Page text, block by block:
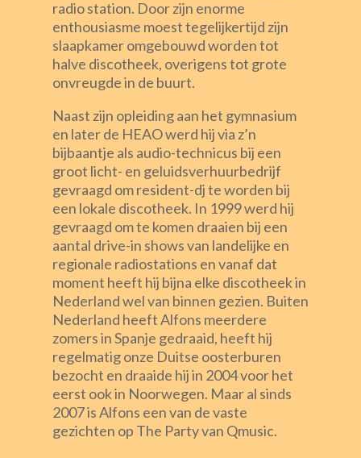
radio station. Door zijn enorme
enthousiasme moest tegelijkertijd zijn
slaapkamer omgebouwd worden tot
halve discotheek, overigens tot grote
onvreugde in de buurt.
Naast zijn opleiding aan het gymnasium
en later de HEAO werd hij via z’n
bijbaantje als audio-technicus bij een
groot licht- en geluidsverhuurbedrijf
gevraagd om resident-dj te worden bij
een lokale discotheek. In 1999 werd hij
gevraagd om te komen draaien bij een
aantal drive-in shows van landelijke en
regionale radiostations en vanaf dat
moment heeft hij bijna elke discotheek in
Nederland wel van binnen gezien. Buiten
Nederland heeft Alfons meerdere
zomers in Spanje gedraaid, heeft hij
regelmatig onze Duitse oosterburen
bezocht en draaide hij in 2004 voor het
eerst ook in Noorwegen. Maar al sinds
2007 is Alfons een van de vaste
gezichten op The Party van Qmusic.